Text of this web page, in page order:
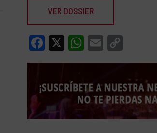
VER DOSSIER
Facebook
X WhatsApp
Email
Link